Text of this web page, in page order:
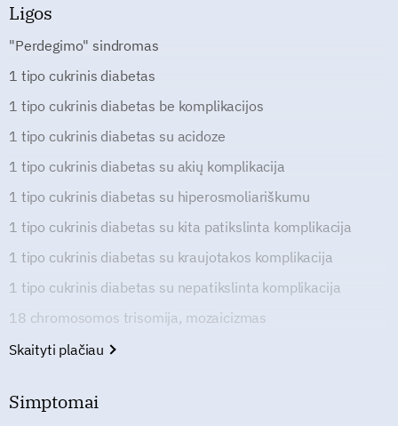
Ligos
"Perdegimo" sindromas
1 tipo cukrinis diabetas
1 tipo cukrinis diabetas be komplikacijos
1 tipo cukrinis diabetas su acidoze
1 tipo cukrinis diabetas su akių komplikacija
1 tipo cukrinis diabetas su hiperosmoliariškumu
1 tipo cukrinis diabetas su kita patikslinta komplikacija
1 tipo cukrinis diabetas su kraujotakos komplikacija
1 tipo cukrinis diabetas su nepatikslinta komplikacija
18 chromosomos trisomija, mozaicizmas
Skaityti plačiau
Simptomai